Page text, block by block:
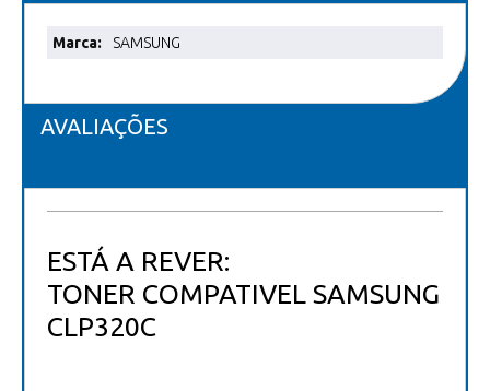
Mais
SAMSUNG
AVALIAÇÕES
ESTÁ A REVER:
TONER COMPATIVEL SAMSUNG
CLP320C